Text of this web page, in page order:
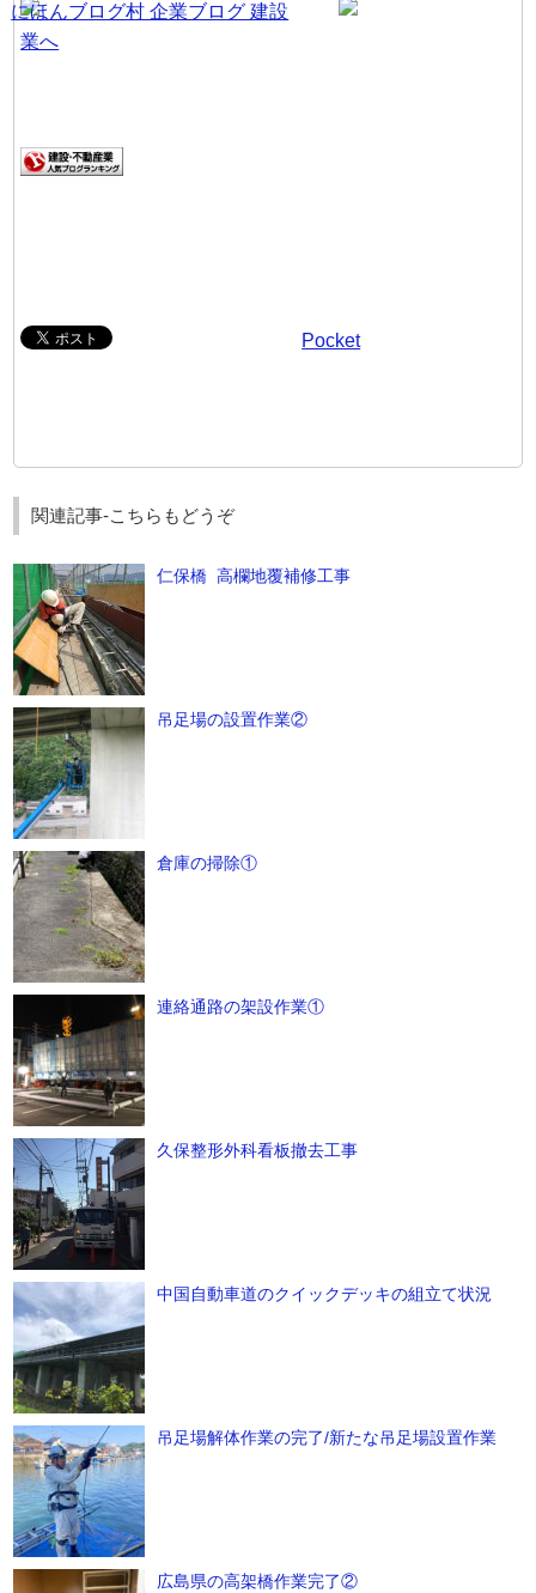
Pocket
関連記事-こちらもどうぞ
仁保橋 高欄地覆補修工事
吊足場の設置作業②
倉庫の掃除①
連絡通路の架設作業①
久保整形外科看板撤去工事
中国自動車道のクイックデッキの組立て状況
吊足場解体作業の完了/新たな吊足場設置作業
広島県の高架橋作業完了②